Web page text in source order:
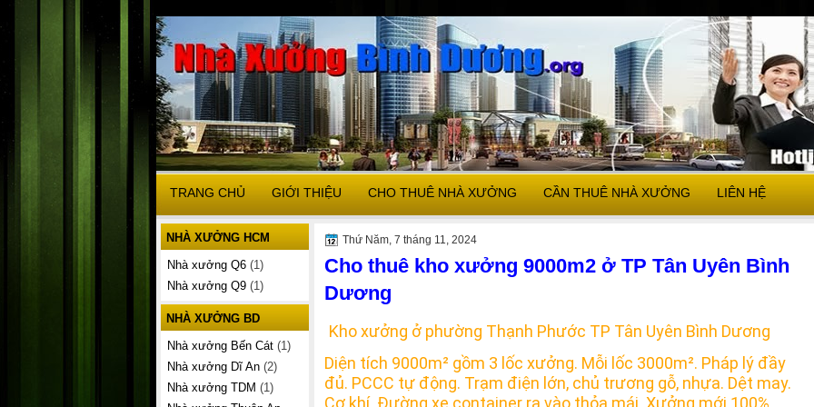
TRANG CHỦ GIỚI THIỆU CHO THUÊ NHÀ XƯỞNG CẦN THUÊ NHÀ XƯỞNG LIÊN HỆ
Thứ Năm, 7 tháng 11, 2024
Cho thuê kho xưởng 9000m2 ở TP Tân Uyên Bình
Dương
Kho xưởng ở phường Thạnh Phước TP Tân Uyên Bình Dương
Diện tích 9000m² gồm 3 lốc xưởng. Mỗi lốc 3000m². Pháp lý đầy
đủ. PCCC tự động. Trạm điện lớn, chủ trương gỗ, nhựa. Dệt may.
Cơ khí. Đường xe container ra vào thỏa mái. Xưởng mới 100%.
NHÀ XƯỞNG HCM
Nhà xưởng Q6 (1)
Nhà xưởng Q9 (1)
NHÀ XƯỞNG BD
Nhà xưởng Bến Cát (1)
Nhà xưởng Dĩ An (2)
Nhà xưởng TDM (1)